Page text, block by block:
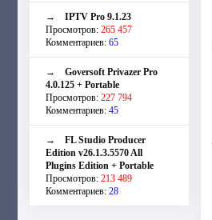
→ IPTV Pro 9.1.23
Просмотров: 265 457
Комментариев: 65
→ Goversoft Privazer Pro
4.0.125 + Portable
Просмотров: 227 794
Комментариев: 45
→ FL Studio Producer
Edition v26.1.3.5570 All
Plugins Edition + Portable
Просмотров: 213 489
Комментариев: 28